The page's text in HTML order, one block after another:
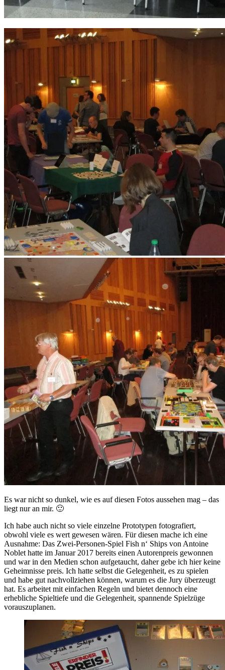
Es war nicht so dunkel, wie es auf diesen Fotos aussehen mag – das
liegt nur an mir. 🙂
Ich habe auch nicht so viele einzelne Prototypen fotografiert,
obwohl viele es wert gewesen wären. Für diesen mache ich eine
Ausnahme: Das Zwei-Personen-Spiel Fish n‘ Ships von Antoine
Noblet hatte im Januar 2017 bereits einen Autorenpreis gewonnen
und war in den Medien schon aufgetaucht, daher gebe ich hier keine
Geheimnisse preis. Ich hatte selbst die Gelegenheit, es zu spielen
und habe gut nachvollziehen können, warum es die Jury überzeugt
hat. Es arbeitet mit einfachen Regeln und bietet dennoch eine
erhebliche Spieltiefe und die Gelegenheit, spannende Spielzüge
vorauszuplanen.